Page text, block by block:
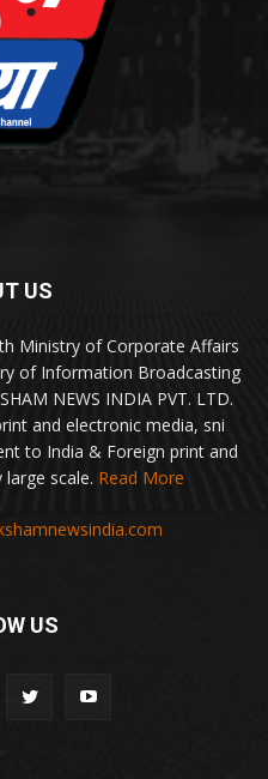
US
Ministry of Corporate Affairs
of Information Broadcasting
NEWS INDIA PVT. LTD.
and electronic media, sni
to India & Foreign print and
scale. Read More
US